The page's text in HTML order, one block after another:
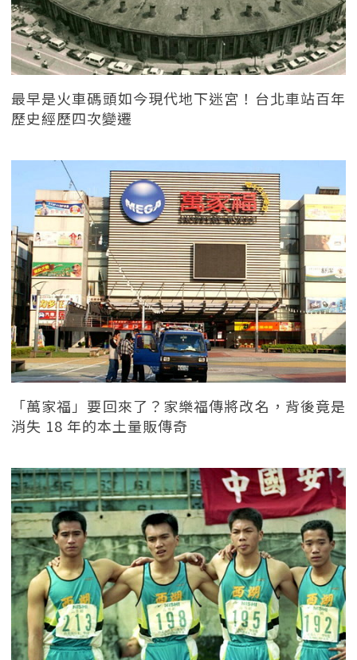
最早是火車碼頭如今現代地下迷宮！台北車站百年
歷史經歷四次變遷
「萬家福」要回來了？家樂福傳將改名，背後竟是
消失 18 年的本土量販傳奇